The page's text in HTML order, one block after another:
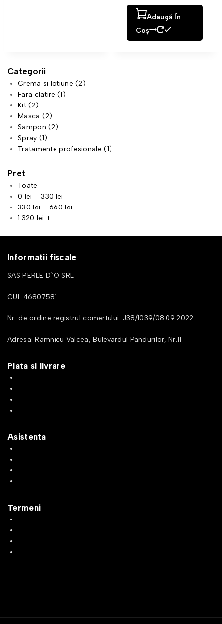
Adaugă În
Coș
Categorii
Crema si lotiune(2)
Fara clatire (1)
Kit(2)
Masca (2)
Sampon(2)
Spray (1)
Tratamente profesionale(1)
Pret
Toate
0 lei – 330 lei
330lei – 660lei
1.320 lei +
Informatii fiscale
SAS PERLE D`O SRL
CUI: 46807581
Nr. de ordine registrul comertului: J38/1039/08.09.2022
Adresa: Ramnicu Valcea, Bulevardul Pandurilor, Nr.11
Plata si livrare
Asistenta
Termeni